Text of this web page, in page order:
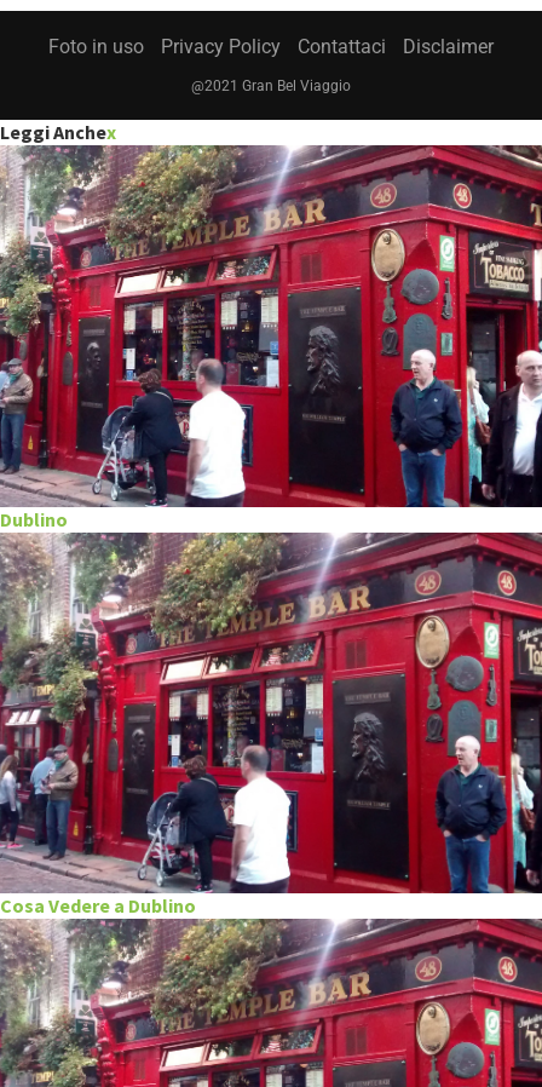
Foto in uso Privacy Policy Contattaci Disclaimer
@2021 Gran Bel Viaggio
Leggi Anchex
Dublino
Cosa Vedere a Dublino